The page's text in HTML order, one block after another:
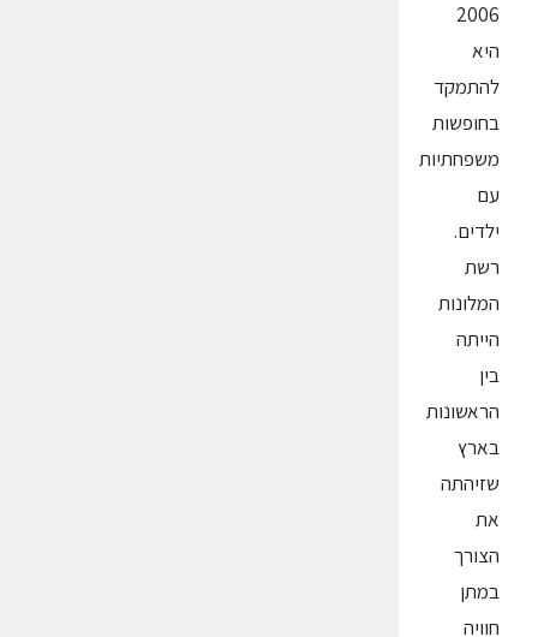
2006
היא
להתמקד
בחופשות
משפחתיות
עם
ילדים.
רשת
המלונות
הייתה
בין
הראשונות
בארץ
שזיהתה
את
הצורך
במתן
חוויה